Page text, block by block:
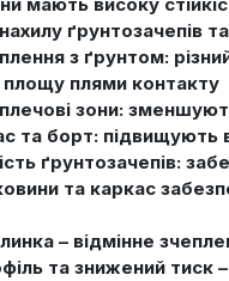
ґрунтозачепів
з ґрунтом:
плями контакту
плечові зони:
та борт: підвищують
ґрунтозачепів:
та каркас
– відмінне
та знижений тиск